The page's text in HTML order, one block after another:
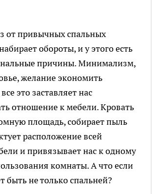
от привычных спальных
обороты, и у этого есть
причины. Минимализм,
желание экономить
это заставляет нас
отношение к мебели. Кровать
площадь, собирает пыль
расположение всей
и привязывает нас к одному
комнаты. А что если
быть не только спальней?